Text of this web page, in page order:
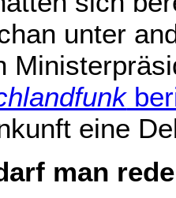
unter
eine
man